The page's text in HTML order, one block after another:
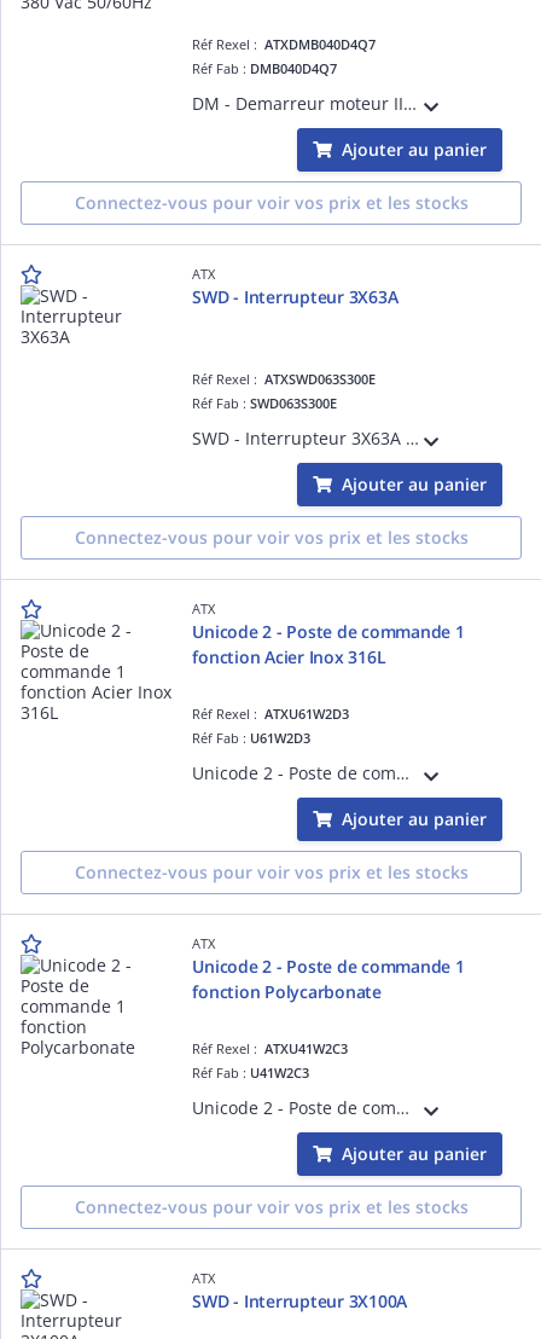
Réf Rexel :ATXDMB040D4Q7
Réf Fab : DMB040D4Q7
DM - Demarreur moteur IIB 4KW 380 Vac 50/60Hz Protection Exd.
Ajouter au panier
Connectez-vous pour voir vos prix et les stocks
ATX
SWD - Interrupteur 3X63A
Réf Rexel :ATXSWD063S300E
Réf Fab :SWD063S300E
SWD - Interrupteur 3X63A Entrées taruadées en partie supérieure et en partie inférieure
Ajouter au panier
Connectez-vous pour voir vos prix et les stocks
ATX
Unicode 2 - Poste de commande 1
fonction Acier Inox 316L
Réf Rexel :ATXU61W2D3
Réf Fab : U61W2D3
Unicode 2 - Poste de commande 1 fonction Acier Inox 316L Contacts bas niveau < 5mA. Entrées de cable pour cable non armé.
Ajouter au panier
Connectez-vous pour voir vos prix et les stocks
ATX
Unicode 2 - Poste de commande 1
fonction Polycarbonate
Réf Rexel :ATXU41W2C3
Réf Fab : U41W2C3
Unicode 2 - Poste de commande 1 fonction Polycarbonate Contacts bas niveau < 5mA. Entrées de cable pour cable non armé. Arret d'urgence à clé Fourni avec 1 contact NO + 1 contact NC
Ajouter au panier
Connectez-vous pour voir vos prix et les stocks
ATX
SWD - Interrupteur 3X100A